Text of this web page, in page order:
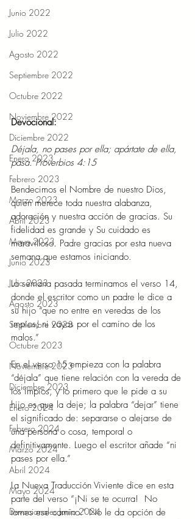
Junio 2022
Julio 2022
Agosto 2022
Septiembre 2022
Octubre 2022
Noviembre 2022
Diciembre 2022
Enero 2023
Febrero 2023
Marzo 2023
Abril 2023
Mayo 2023
Junio 2023
Julio 2023
Agosto 2023
Septiembre 2023
Octubre 2023
Noviembre 2023
Diciembre 2023
Enero 2024
Febrero 2024
Marzo 2024
Abril 2024
Mayo 2024
Devocionales Junio 2024
Devocional:
Déjala, no pases por ella; apártate de ella,
pasa. Proverbios 4:15
Bendecimos el Nombre de nuestro Dios,
quien merece toda nuestra alabanza,
adoración y nuestra acción de gracias. Su
fidelidad es grande y Su cuidado es
maravilloso. Padre gracias por esta nueva
semana que estamos iniciando.
La semana pasada terminamos el verso 14,
donde el escritor como un padre le dice a
su hijo “que no entre en veredas de los
impíos; ni vayas por el camino de los
malos.”
En el verso 15 empieza con la palabra
“déjala” que tiene relación con la vereda de
los impíos, y lo primero que le pide a su
hijo es que la deje; la palabra “dejar” tiene
el significado de: separarse o alejarse de
una persona o cosa, temporal o
definitivamente. Luego el escritor añade “ni
pases por ella.”
La Nueva Traducción Viviente dice en esta
parte del verso “¡Ni se te ocurra!  No
tomes ese camino.” No le da opción de